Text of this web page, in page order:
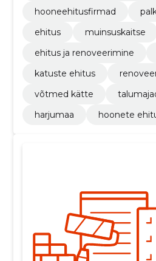
hooneehitusfirmad
ehitus
muinsuskaitse
ehitus ja renoveerimine
katuste ehitus
võtmed kätte
harjumaa
hoonete